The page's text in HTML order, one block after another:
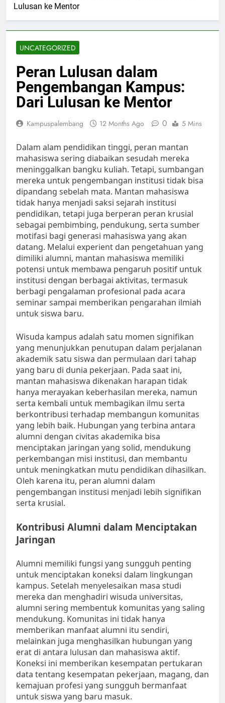
Lulusan ke Mentor
UNCATEGORIZED
Peran Lulusan dalam
Pengembangan Kampus:
Dari Lulusan ke Mentor
Kampuspalembang 12 Months Ago 0 5 Mins
Dalam alam pendidikan tinggi, peran mantan
mahasiswa sering diabaikan sesudah mereka
meninggalkan bangku kuliah. Tetapi, sumbangan
mereka untuk pengembangan institusi tidak bisa
dipandang sebelah mata. Mantan mahasiswa
tidak hanya menjadi saksi sejarah institusi
pendidikan, tetapi juga berperan peran krusial
sebagai pembimbing, pendukung, serta sumber
motifasi bagi generasi mahasiswa yang akan
datang. Melalui experient dan pengetahuan yang
dimiliki alumni, mantan mahasiswa memiliki
potensi untuk membawa pengaruh positif untuk
institusi dengan berbagai aktivitas, termasuk
berbagi pengalaman profesional pada acara
seminar sampai memberikan pengarahan ilmiah
untuk siswa baru.
Wisuda kampus adalah satu momen signifikan
yang menunjukkan penutupan dalam perjalanan
akademik satu siswa dan permulaan dari tahap
yang baru di dunia pekerjaan. Pada saat ini,
mantan mahasiswa dikenakan harapan tidak
hanya merayakan keberhasilan mereka, namun
serta kembali untuk membagikan ilmu serta
berkontribusi terhadap membangun komunitas
yang lebih baik. Hubungan yang terbina antara
alumni dengan civitas akademika bisa
menciptakan jaringan yang solid, mendukung
perkembangan misi institusi, dan membantu
untuk meningkatkan mutu pendidikan dihasilkan.
Oleh karena itu, peran alumni dalam
pengembangan institusi menjadi lebih signifikan
serta krusial.
Kontribusi Alumni dalam Menciptakan
Jaringan
Alumni memiliki fungsi yang sungguh penting
untuk menciptakan koneksi dalam lingkungan
kampus. Setelah menyelesaikan masa studi
mereka dan menghadiri wisuda universitas,
alumni sering membentuk komunitas yang saling
mendukung. Komunitas ini tidak hanya
memberikan manfaat alumni itu sendiri,
melainkan juga menghasilkan hubungan yang
erat di antara lulusan dan mahasiswa aktif.
Koneksi ini memberikan kesempatan pertukaran
data tentang kesempatan pekerjaan, magang, dan
kemajuan profesi yang sungguh bermanfaat
untuk siswa yang baru masuk.